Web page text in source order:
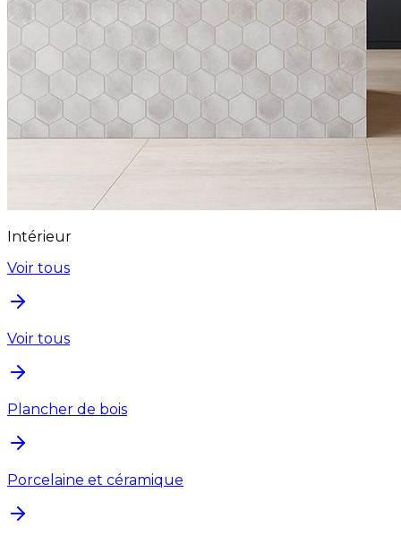
Intérieur
Voir tous
Voir tous
Plancher de bois
Porcelaine et céramique